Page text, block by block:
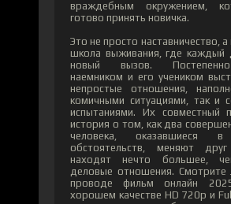
враждебным окружением,
готово принять новичка.
Это не просто наставничество,
школа выживания, где каждый
новый вызов.
наемником и его учеником
непростые отношения,
комичными ситуациями, так и
испытаниями. Их совместный
история о том, как два
человека, оказавшиеся в
обстоятельств, меняют
находят нечто большее,
деловые отношения. Смотрите
проводе фильм онлайн
хорошем качестве HD 720p и